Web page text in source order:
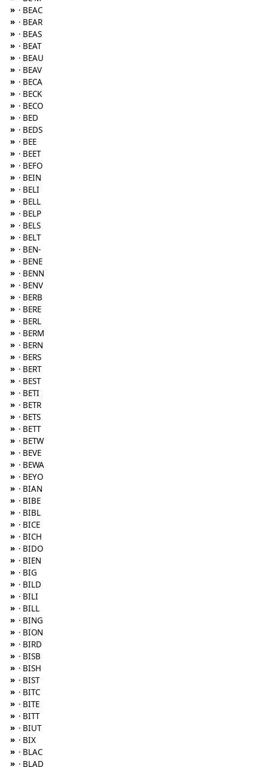
» · BEAC
» · BEAR
» · BEAS
» · BEAT
» · BEAU
» · BEAV
» · BECA
» · BECK
» · BECO
» · BED
» · BEDS
» · BEE
» · BEET
» · BEFO
» · BEIN
» · BELI
» · BELL
» · BELP
» · BELS
» · BELT
» · BEN-
» · BENE
» · BENN
» · BENV
» · BERB
» · BERE
» · BERL
» · BERM
» · BERN
» · BERS
» · BERT
» · BEST
» · BETI
» · BETR
» · BETS
» · BETT
» · BETW
» · BEVE
» · BEWA
» · BEYO
» · BIAN
» · BIBE
» · BIBL
» · BICE
» · BICH
» · BIDO
» · BIEN
» · BIG
» · BILD
» · BILI
» · BILL
» · BING
» · BION
» · BIRD
» · BISB
» · BISH
» · BIST
» · BITC
» · BITE
» · BITT
» · BIUT
» · BIX
» · BLAC
» · BLAD